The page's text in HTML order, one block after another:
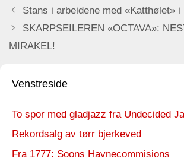
Stans i arbeidene med «Katthølet» i
SKARPSEILEREN «OCTAVA»:
MIRAKEL!
Venstreside
To spor med gladjazz fra Undecided
Rekordsalg av tørr bjerkeved
Fra 1777: Soons Havnecommisions